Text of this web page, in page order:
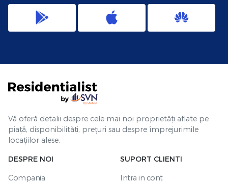
Vă oferă detalii despre cele mai noi proprietăți aflate pe
piață, disponibilități, prețuri sau despre împrejurimile
locațiilor alese.
DESPRE NOI
Compania
SUPORT CLIENTI
Intra in cont